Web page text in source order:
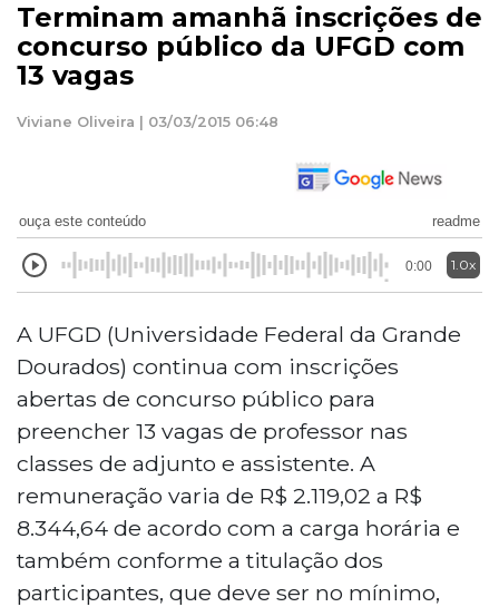
Terminam amanhã inscrições de
concurso público da UFGD com
13 vagas
Viviane Oliveira | 03/03/2015 06:48
ouça este conteúdo readme
0:00 1.0x
A UFGD (Universidade Federal da Grande
Dourados) continua com inscrições
abertas de concurso público para
preencher 13 vagas de professor nas
classes de adjunto e assistente. A
remuneração varia de R$ 2.119,02 a R$
8.344,64 de acordo com a carga horária e
também conforme a titulação dos
participantes, que deve ser no mínimo,